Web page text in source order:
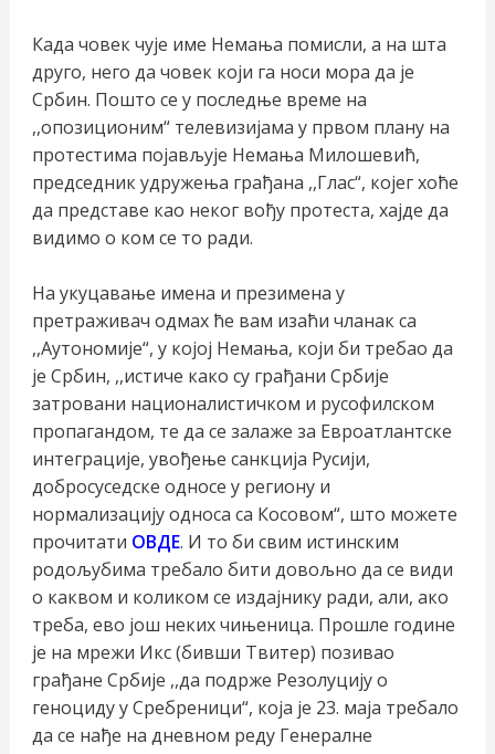
Када човек чује име Немања помисли, а на шта
друго, него да човек који га носи мора да је
Србин. Пошто се у последње време на
,,опозиционим“ телевизијама у првом плану на
протестима појављује Немања Милошевић,
председник удружења грађана ,,Глас“, којег хоће
да представе као неког вођу протеста, хајде да
видимо о ком се то ради.
На укуцавање имена и презимена у
претраживач одмах ће вам изаћи чланак са
,,Аутономије“, у којој Немања, који би требао да
је Србин, ,,истиче како су грађани Србије
затровани националистичком и русофилском
пропагандом, те да се залаже за Евроатлантске
интеграције, увођење санкција Русији,
добросуседске односе у региону и
нормализацију односа са Косовом“, што можете
прочитати ОВДЕ. И то би свим истинским
родољубима требало бити довољно да се види
о каквом и коликом се издајнику ради, али, ако
треба, ево још неких чињеница. Прошле године
је на мрежи Икс (бивши Твитер) позивао
грађане Србије ,,да подрже Резолуцију о
геноциду у Сребреници“, која је 23. маја требало
да се нађе на дневном реду Генералне